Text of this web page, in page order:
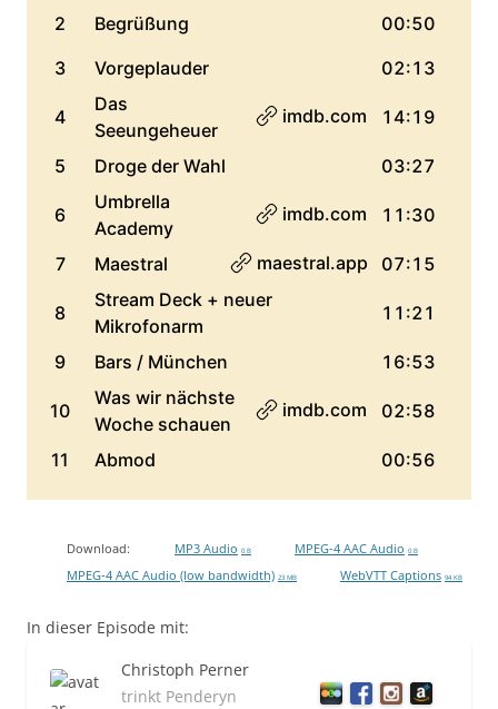
Download: MP3 Audio 0 B MPEG-4 AAC Audio 0 B
MPEG-4 AAC Audio (low bandwidth) 23 MB WebVTT Captions 94 KB
In dieser Episode mit:
Christoph Perner
trinkt Penderyn